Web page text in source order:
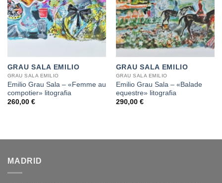
GRAU SALA EMILIO
GRAU SALA EMILIO
Emilio Grau Sala – «Femme au
compotier» litografia
260,00 €
GRAU SALA EMILIO
GRAU SALA EMILIO
Emilio Grau Sala – «Balade
equestre» litografia
290,00 €
MADRID